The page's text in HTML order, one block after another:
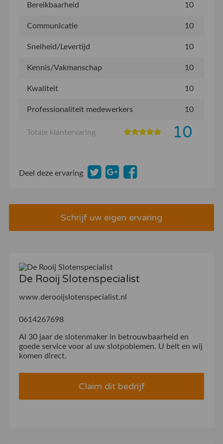
Bereikbaarheid 10
Communicatie 10
Snelheid/Levertijd 10
Kennis/Vakmanschap 10
Kwaliteit 10
Professionaliteit medewerkers 10
Totale klantervaring 10
Deel deze ervaring
Schrijf uw eigen ervaring
De Rooij Slotenspecialist
www.derooijslotenspecialist.nl
0614267698
Al 30 jaar de slotenmaker in betrouwbaarheid en
goede service voor al uw slotpoblemen. U belt en wij
komen direct.
Claim dit bedrijf